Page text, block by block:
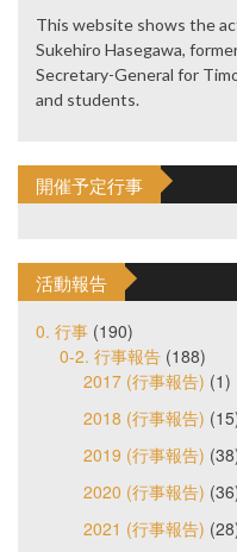
This website shows the
Sukehiro Hasegawa,
Secretary-General for
and students.
開催予定行事
活動報告
0. 行事 (190)
0-2. 行事報告 (188)
2017 (行事報告) (1)
2018 (行事報告)
2019 (行事報告)
2020 (行事報告)
2021 (行事報告)